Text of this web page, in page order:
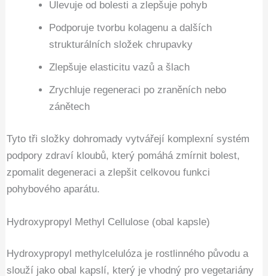
Ulevuje od bolesti a zlepšuje pohyb
Podporuje tvorbu kolagenu a dalších
strukturálních složek chrupavky
Zlepšuje elasticitu vazů a šlach
Zrychluje regeneraci po zraněních nebo
zánětech
Tyto tři složky dohromady vytvářejí komplexní systém
podpory zdraví kloubů, který pomáhá zmírnit bolest,
zpomalit degeneraci a zlepšit celkovou funkci
pohybového aparátu.
Hydroxypropyl Methyl Cellulose (obal kapsle)
Hydroxypropyl methylcelulóza je rostlinného původu a
slouží jako obal kapslí, který je vhodný pro vegetariány